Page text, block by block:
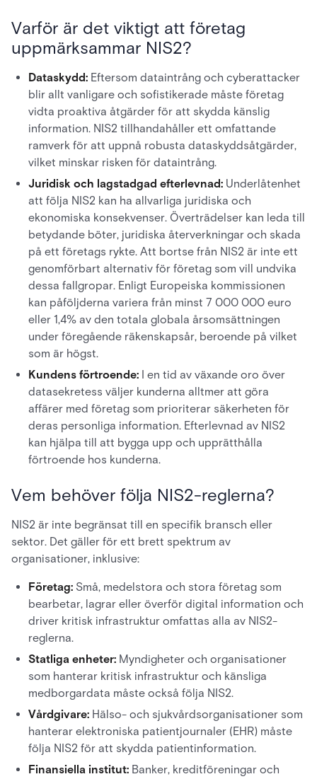
Varför är det viktigt att företag
uppmärksammar NIS2?
Dataskydd: Eftersom dataintrång och cyberattacker
blir allt vanligare och sofistikerade måste företag
vidta proaktiva åtgärder för att skydda känslig
information. NIS2 tillhandahåller ett omfattande
ramverk för att uppnå robusta dataskyddsåtgärder,
vilket minskar risken för dataintrång.
Juridisk och lagstadgad efterlevnad: Underlåtenhet
att följa NIS2 kan ha allvarliga juridiska och
ekonomiska konsekvenser. Överträdelser kan leda till
betydande böter, juridiska återverkningar och skada
på ett företags rykte. Att bortse från NIS2 är inte ett
genomförbart alternativ för företag som vill undvika
dessa fallgropar. Enligt Europeiska kommissionen
kan påföljderna variera från minst 7 000 000 euro
eller 1,4% av den totala globala årsomsättningen
under föregående räkenskapsår, beroende på vilket
som är högst.
Kundens förtroende: I en tid av växande oro över
datasekretess väljer kunderna alltmer att göra
affärer med företag som prioriterar säkerheten för
deras personliga information. Efterlevnad av NIS2
kan hjälpa till att bygga upp och upprätthålla
förtroende hos kunderna.
Vem behöver följa NIS2-reglerna?
NIS2 är inte begränsat till en specifik bransch eller
sektor. Det gäller för ett brett spektrum av
organisationer, inklusive:
Företag: Små, medelstora och stora företag som
bearbetar, lagrar eller överför digital information och
driver kritisk infrastruktur omfattas alla av NIS2-
reglerna.
Statliga enheter: Myndigheter och organisationer
som hanterar kritisk infrastruktur och känsliga
medborgardata måste också följa NIS2.
Vårdgivare: Hälso- och sjukvårdsorganisationer som
hanterar elektroniska patientjournaler (EHR) måste
följa NIS2 för att skydda patientinformation.
Finansiella institut: Banker, kreditföreningar och